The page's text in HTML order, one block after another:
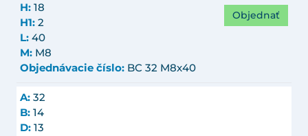
H: 18
H1: 2
L: 40
M: M8
Objednávacie číslo: BC 32 M8x40
Objednať
A: 32
B: 14
D: 13